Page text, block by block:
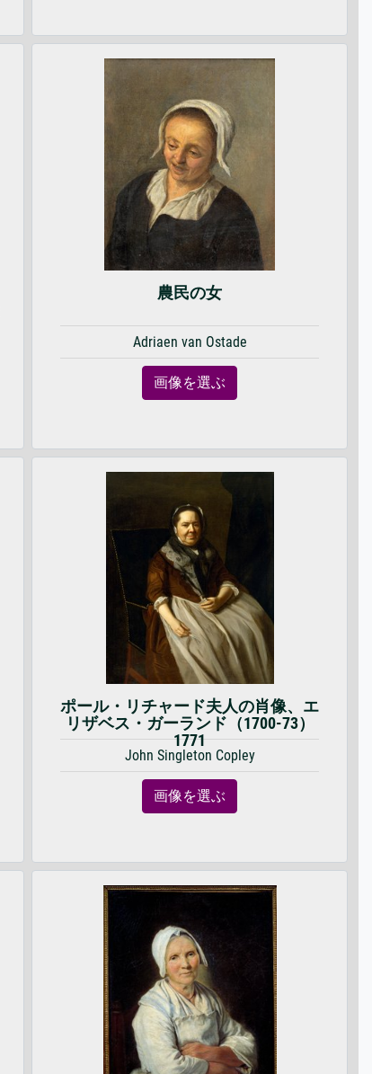
農民の女
Adriaen van Ostade
画像を選ぶ
ポール・リチャード夫人の肖像、エ
リザベス・ガーランド（1700-73）
1771
John Singleton Copley
画像を選ぶ